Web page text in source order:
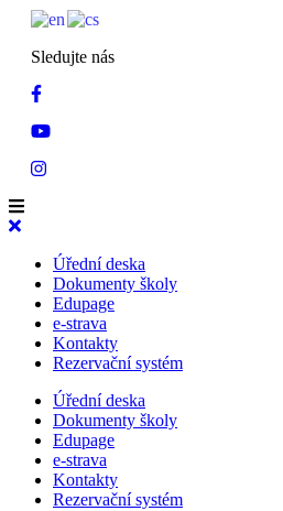
Sledujte nás
Úřední deska
Dokumenty školy
Edupage
e-strava
Kontakty
Rezervační systém
Úřední deska
Dokumenty školy
Edupage
e-strava
Kontakty
Rezervační systém